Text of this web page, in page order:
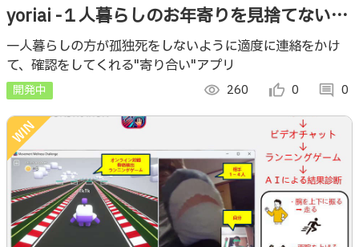
yoriai -１人暮らしのお年寄りを見捨てないた
めのサービス-
一人暮らしの方が孤独死をしないように適度に連絡をかけ
て、確認をしてくれる"寄り合い"アプリ
開発中 visibility 260 thumb_up_alt 0 comment 0